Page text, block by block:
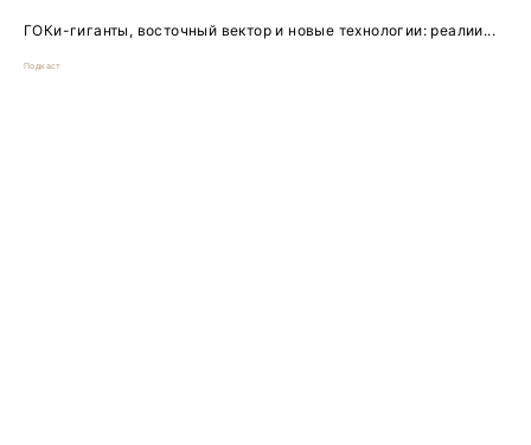
ГОКи-гиганты, восточный вектор и новые технологии: реалии...
Подкаст